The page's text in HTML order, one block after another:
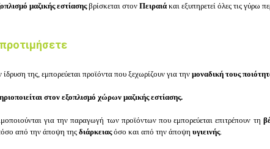
μαζικής εστίασηςβρίσκεται στον Πειραιά και εξυπηρετεί όλες τις γύρω
της, εμπορεύεται προϊόντα που ξεχωρίζουν για την μοναδική τους
στον εξοπλισμό χώρων μαζικής εστίασης.
για την παραγωγή των προϊόντων που εμπορεύεται επιτρέπουν τη
από την άποψη της διάρκειαςόσο και από την άποψη υγιεινής.